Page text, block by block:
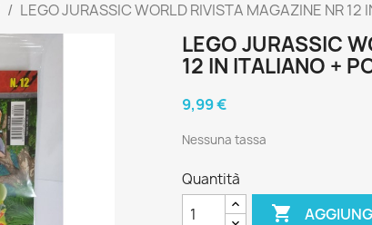
LEGO JURASSIC WORLD RIVISTA MAGAZINE NR 12
LEGO JURASSIC
12 IN ITALIANO +
9,99 €
Nessuna tassa
Quantità
